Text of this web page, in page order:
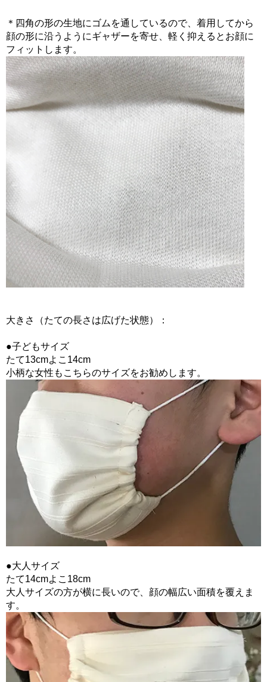
＊四角の形の生地にゴムを通しているので、着用してから
顔の形に沿うようにギャザーを寄せ、軽く抑えるとお顔に
フィットします。
大きさ（たての長さは広げた状態）：
●子どもサイズ
たて13cmよこ14cm
小柄な女性もこちらのサイズをお勧めします。
●大人サイズ
たて14cmよこ18cm
大人サイズの方が横に長いので、顔の幅広い面積を覆えま
す。